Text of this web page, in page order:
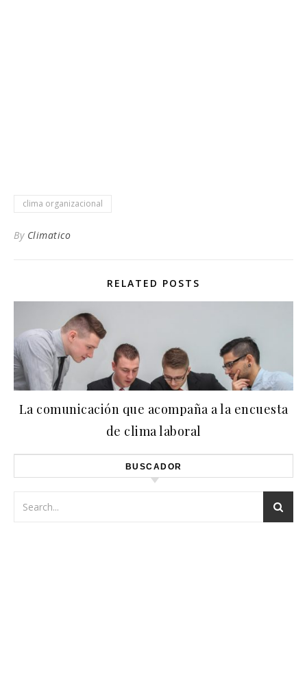
clima organizacional
By Climatico
RELATED POSTS
La comunicación que acompaña a la encuesta
de clima laboral
BUSCADOR